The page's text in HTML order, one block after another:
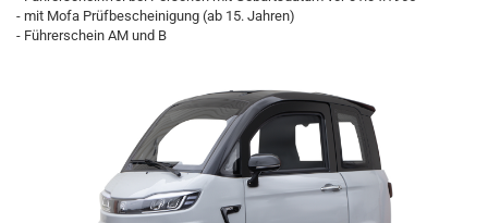
- mit Mofa Prüfbescheinigung (ab 15. Jahren)
- Führerschein AM und B